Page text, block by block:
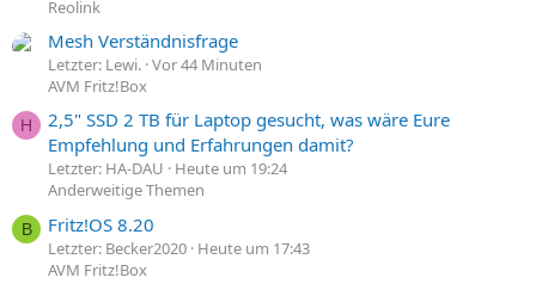
Reolink
Mesh Verständnisfrage
Letzter: Lewi. Vor 44 Minuten
AVM Fritz!Box
H
2,5" SSD 2 TB für Laptop gesucht, was wäre Eure
Empfehlung und Erfahrungen damit?
Letzter: HA-DAU
Heute um 19:24
Anderweitige Themen
B Fritz!OS 8.20
Letzter: Becker2020 Heute um 17:43
AVM Fritz!Box